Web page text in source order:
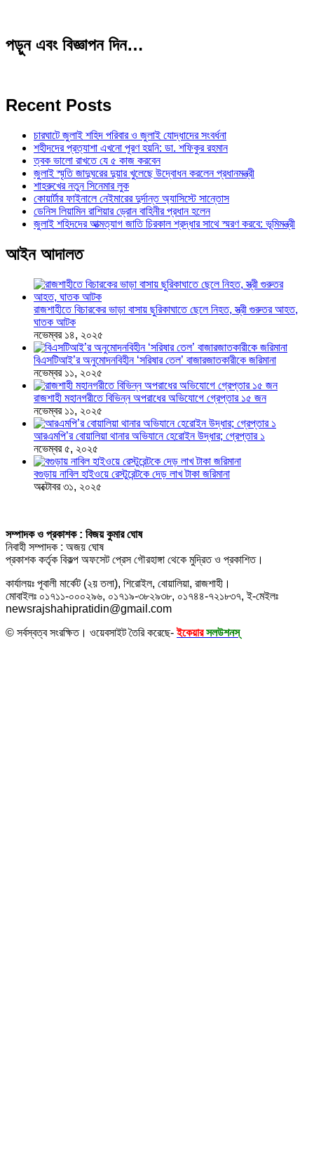
পড়ুন এবং বিজ্ঞাপন দিন…
Recent Posts
চারঘাটে জুলাই শহিদ পরিবার ও জুলাই যোদ্ধাদের সংবর্ধনা
শহীদদের প্রত্যাশা এখনো পূরণ হয়নি: ডা. শফিকুর রহমান
ত্বক ভালো রাখতে যে ৫ কাজ করবেন
জুলাই স্মৃতি জাদুঘরের দুয়ার খুলেছে উদ্বোধন করলেন প্রধানমন্ত্রী
শাহরুখের নতুন সিনেমার লুক
কোয়ার্টার ফাইনালে নেইমারের দুর্দান্ত অ্যাসিস্টে সান্তোস
ডেনিস লিয়ামিন রাশিয়ার ড্রোন বাহিনীর প্রধান হলেন
জুলাই শহিদদের আত্মত্যাগ জাতি চিরকাল শ্রদ্ধার সাথে স্মরণ করবে: ভূমিমন্ত্রী
আইন আদালত
রাজশাহীতে বিচারকের ভাড়া বাসায় ছুরিকাঘাতে ছেলে নিহত, স্ত্রী গুরুতর আহত,
ঘাতক আটক
নভেম্বর ১৪, ২০২৫
বিএসটিআই’র অনুমোদনবিহীন ‘সরিষার তেল’ বাজারজাতকারীকে জরিমানা
নভেম্বর ১১, ২০২৫
রাজশাহী মহানগরীতে বিভিন্ন অপরাধের অভিযোগে গ্রেপ্তার ১৫ জন
নভেম্বর ১১, ২০২৫
আরএমপি’র বোয়ালিয়া থানার অভিযানে হেরোইন উদ্ধার; গ্রেপ্তার ১
নভেম্বর ৫, ২০২৫
বগুড়ায় নাবিল হাইওয়ে রেস্টুরেন্টকে দেড় লাখ টাকা জরিমানা
অক্টোবর ৩১, ২০২৫
সম্পাদক ও প্রকাশক : বিজয় কুমার ঘোষ
নিবাহী সম্পাদক : অজয় ঘোষ
প্রকাশক কর্তৃক বিকল্প অফসেট প্রেস গৌরহাঙ্গা থেকে মুদ্রিত ও প্রকাশিত।
কার্যালয়ঃ পূবালী মার্কেট (২য় তলা), শিরোইল, বোয়ালিয়া, রাজশাহী।
মোবাইলঃ ০১৭১১-০০০২৯৬, ০১৭১৯-৩৮২৯৩৮, ০১৭৪৪-৭২১৮৩৭, ই-মেইলঃ
newsrajshahipratidin@gmail.com
© সর্বস্বত্ব সংরক্ষিত। ওয়েবসাইট তৈরি করেছে-ইকেয়ার সলউশনস্